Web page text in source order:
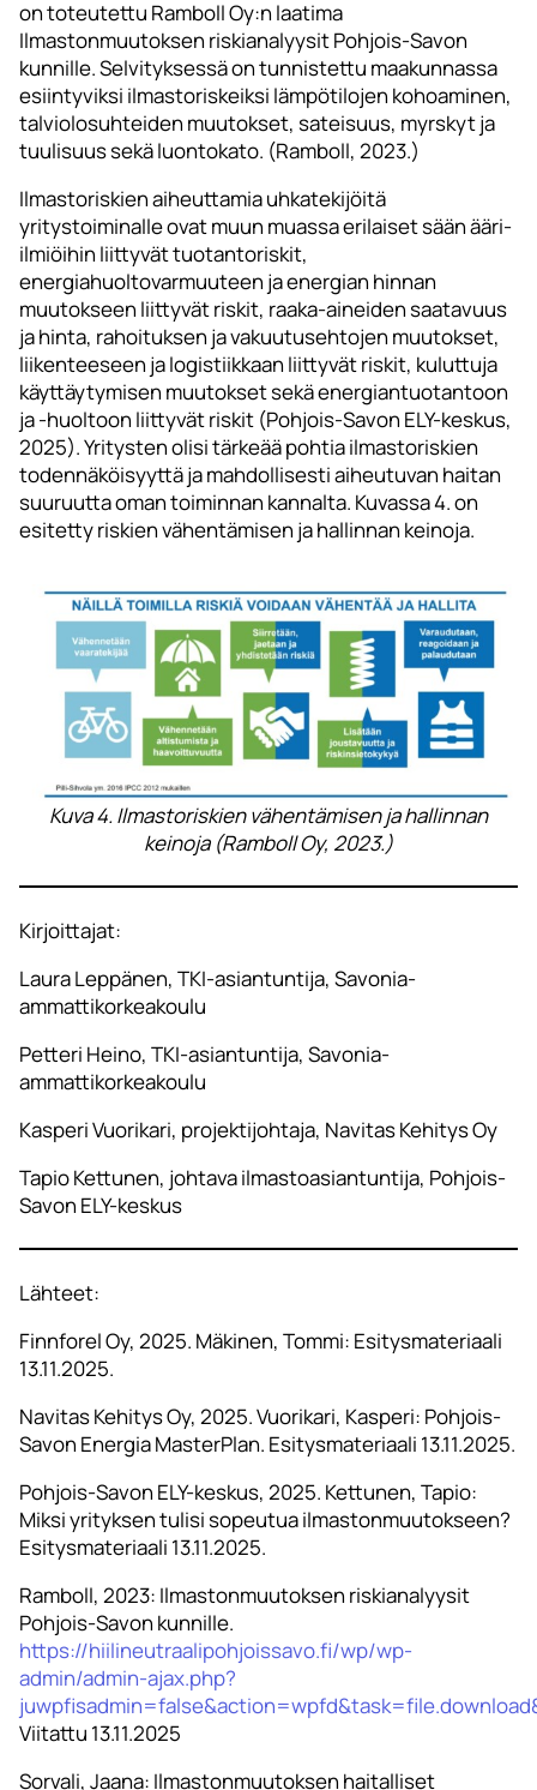
on toteutettu Ramboll Oy:n laatima
Ilmastonmuutoksen riskianalyysit Pohjois-Savon
kunnille. Selvityksessä on tunnistettu maakunnassa
esiintyviksi ilmastoriskeiksi lämpötilojen kohoaminen,
talviolosuhteiden muutokset, sateisuus, myrskyt ja
tuulisuus sekä luontokato. (Ramboll, 2023.)
Ilmastoriskien aiheuttamia uhkatekijöitä
yritystoiminalle ovat muun muassa erilaiset sään ääri-
ilmiöihin liittyvät tuotantoriskit,
energiahuoltovarmuuteen ja energian hinnan
muutokseen liittyvät riskit, raaka-aineiden saatavuus
ja hinta, rahoituksen ja vakuutusehtojen muutokset,
liikenteeseen ja logistiikkaan liittyvät riskit, kuluttuja
käyttäytymisen muutokset sekä energiantuotantoon
ja -huoltoon liittyvät riskit (Pohjois-Savon ELY-keskus,
2025). Yritysten olisi tärkeää pohtia ilmastoriskien
todennäköisyyttä ja mahdollisesti aiheutuvan haitan
suuruutta oman toiminnan kannalta. Kuvassa 4. on
esitetty riskien vähentämisen ja hallinnan keinoja.
Kuva 4. Ilmastoriskien vähentämisen ja hallinnan
keinoja (Ramboll Oy, 2023.)
Kirjoittajat:
Laura Leppänen, TKI-asiantuntija, Savonia-
ammattikorkeakoulu
Petteri Heino, TKI-asiantuntija, Savonia-
ammattikorkeakoulu
Kasperi Vuorikari, projektijohtaja, Navitas Kehitys Oy
Tapio Kettunen, johtava ilmastoasiantuntija, Pohjois-
Savon ELY-keskus
Lähteet:
Finnforel Oy, 2025. Mäkinen, Tommi: Esitysmateriaali
13.11.2025.
Navitas Kehitys Oy, 2025. Vuorikari, Kasperi: Pohjois-
Savon Energia MasterPlan. Esitysmateriaali 13.11.2025.
Pohjois-Savon ELY-keskus, 2025. Kettunen, Tapio:
Miksi yrityksen tulisi sopeutua ilmastonmuutokseen?
Esitysmateriaali 13.11.2025.
Ramboll, 2023: Ilmastonmuutoksen riskianalyysit
Pohjois-Savon kunnille.
https://hiilineutraalipohjoissavo.fi/wp/wp-
admin/admin-ajax.php?
Viitattu 13.11.2025
Sorvali, Jaana: Ilmastonmuutoksen haitalliset